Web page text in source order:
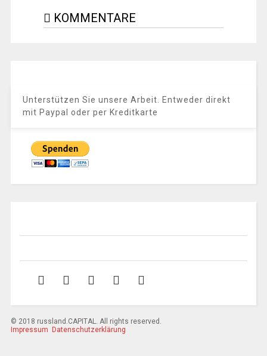
KOMMENTARE
Unterstützen Sie unsere Arbeit. Entweder direkt
mit Paypal oder per Kreditkarte
© 2018 russland.CAPITAL. All rights reserved.
Impressum
Datenschutzerklärung